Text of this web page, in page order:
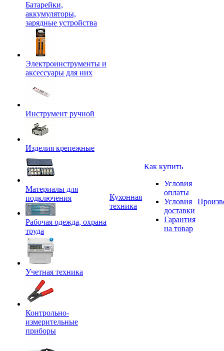
Батарейки,
аккумуляторы,
зарядные устройства
Электроинструменты и
аксессуары для них
Инструмент ручной
Изделия крепежные
Материалы для
подключения
Рабочая одежда, охрана
труда
Учетная техника
Контрольно-
измерительные
приборы
Кухонная
техника
Как купить
Условия
оплаты
Условия
доставки
Гарантия
на товар